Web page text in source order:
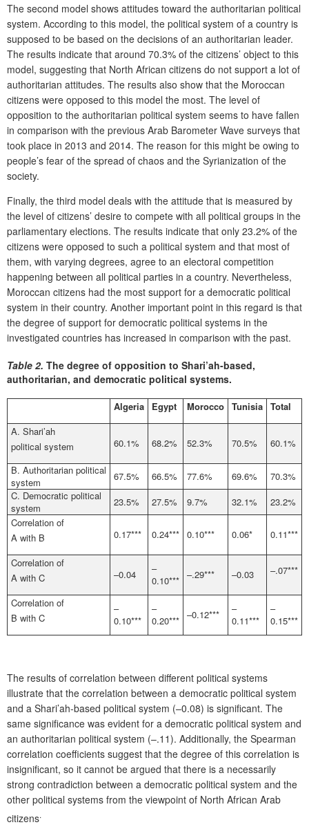
The second model shows attitudes toward the authoritarian political
system. According to this model, the political system of a country is
supposed to be based on the decisions of an authoritarian leader.
The results indicate that around 70.3% of the citizens’ object to this
model, suggesting that North African citizens do not support a lot of
authoritarian attitudes. The results also show that the Moroccan
citizens were opposed to this model the most. The level of
opposition to the authoritarian political system seems to have fallen
in comparison with the previous Arab Barometer Wave surveys that
took place in 2013 and 2014. The reason for this might be owing to
people’s fear of the spread of chaos and the Syrianization of the
society.
Finally, the third model deals with the attitude that is measured by
the level of citizens’ desire to compete with all political groups in the
parliamentary elections. The results indicate that only 23.2% of the
citizens were opposed to such a political system and that most of
them, with varying degrees, agree to an electoral competition
happening between all political parties in a country. Nevertheless,
Moroccan citizens had the most support for a democratic political
system in their country. Another important point in this regard is that
the degree of support for democratic political systems in the
investigated countries has increased in comparison with the past.
Table 2. The degree of opposition to Shari’ah-based,
authoritarian, and democratic political systems.
Algeria Egypt Morocco Tunisia Total
A. Shari’ah
political system
60.1% 68.2% 52.3% 70.5% 60.1%
B. Authoritarian political
system
67.5% 66.5% 77.6% 69.6%
70.3%
C. Democratic political
system
23.5% 27.5% 9.7% 32.1%
23.2%
Correlation of
A with B
0.17*** 0.24*** 0.10*** 0.06* 0.11***
Correlation of
A with C
–0.04
–
0.10*** –.29*** –0.03 –.07***
Correlation of
B with C
–
0.10***
–
0.20*** –0.12***
–
0.11***
–
0.15***
The results of correlation between different political systems
illustrate that the correlation between a democratic political system
and a Shari’ah-based political system (–0.08) is significant. The
same significance was evident for a democratic political system and
an authoritarian political system (–.11). Additionally, the Spearman
correlation coefficients suggest that the degree of this correlation is
insignificant, so it cannot be argued that there is a necessarily
strong contradiction between a democratic political system and the
other political systems from the viewpoint of North African Arab
citizens.